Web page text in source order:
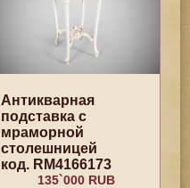
Антикварная
подставка с
мраморной
столешницей
код. RM4166173
135`000 RUB